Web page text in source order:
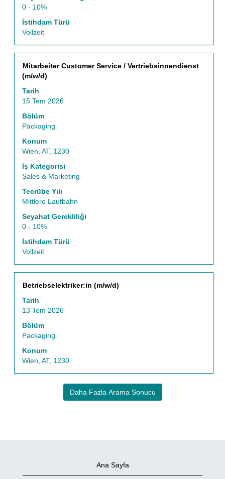
0 - 10%
İstihdam Türü
Vollzeit
Başlık
Mitarbeiter Customer Service / Vertriebsinnendienst
(m/w/d)
Tarih
15 Tem 2026
Bölüm
Packaging
Konum
Wien, AT, 1230
İş Kategorisi
Sales & Marketing
Tecrübe Yılı
Mittlere Laufbahn
Seyahat Gerekliliği
0 - 10%
İstihdam Türü
Vollzeit
İş
bilgilerinin
içeriğini
görüntülemek
için
boşluk
ile
seçin.
Başlık
Betriebselektriker:in (m/w/d)
Tarih
13 Tem 2026
Bölüm
Packaging
Konum
Wien, AT, 1230
İş
tam
içeriğini
görüntülemek
için
tuşu
ile
seçin.
Daha Fazla Arama Sonucu
Ana Sayfa